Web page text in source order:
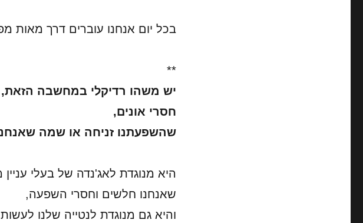
בכל יום אנחנו עוברים דרך מאות
**
יש משהו רדיקלי במחשבה
חסרי אונים,
שהשפעתנו זניחה או שמה
היא מנוגדת לאג'נדה של בעלי
שאנחנו חלשים וחסרי השפעה,
והיא גם מנוגדת לנטייה שלנו